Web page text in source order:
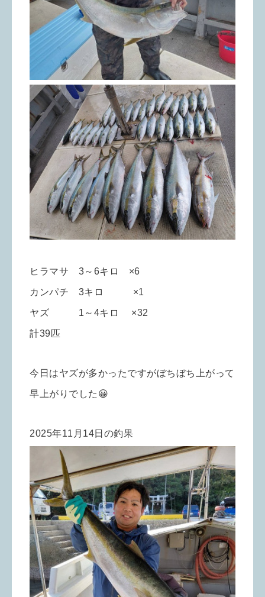
ヒラマサ 3～6キロ ×6
カンパチ 3キロ ×1
ヤズ 1～4キロ ×32
計39匹
今日はヤズが多かったですがぼちぼち上がって
早上がりでした😀
2025年11月14日の釣果